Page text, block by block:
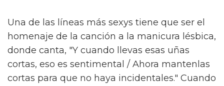
Una de las líneas más sexys tiene que ser el
homenaje de la canción a la manicura lésbica,
donde canta, "Y cuando llevas esas uñas
cortas, eso es sentimental / Ahora mantenlas
cortas para que no haya incidentales." Cuando